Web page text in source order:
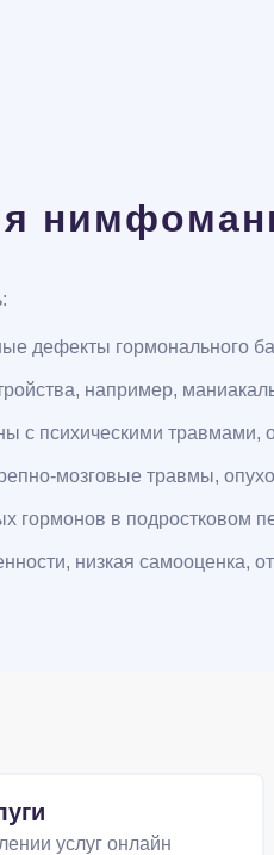
дефекты гормонального
например,
с психическими травмами,
мозговые травмы,
в подростковом
низкая
услуг онлайн